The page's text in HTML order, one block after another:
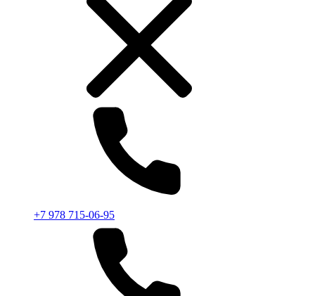
+7 978 715-06-95